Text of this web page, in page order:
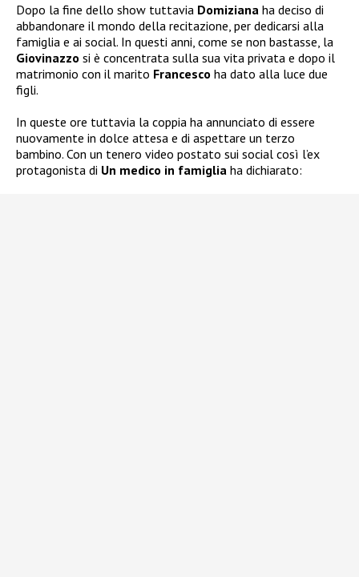
Dopo la fine dello show tuttavia Domiziana ha deciso di
abbandonare il mondo della recitazione, per dedicarsi alla
famiglia e ai social. In questi anni, come se non bastasse, la
Giovinazzo si è concentrata sulla sua vita privata e dopo il
matrimonio con il marito Francesco ha dato alla luce due
figli.
In queste ore tuttavia la coppia ha annunciato di essere
nuovamente in dolce attesa e di aspettare un terzo
bambino. Con un tenero video postato sui social così l’ex
protagonista di Un medico in famiglia ha dichiarato: